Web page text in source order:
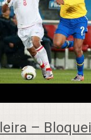
–